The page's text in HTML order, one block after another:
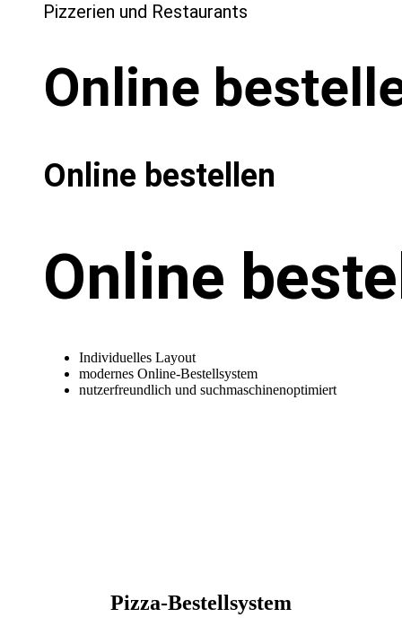
Pizzerien und Restaurants
Online
Online bestellen
Online
Individuelles Layout
modernes Online-Bestellsystem
nutzerfreundlich und suchmaschinenoptimiert
Pizza-Bestellsystem